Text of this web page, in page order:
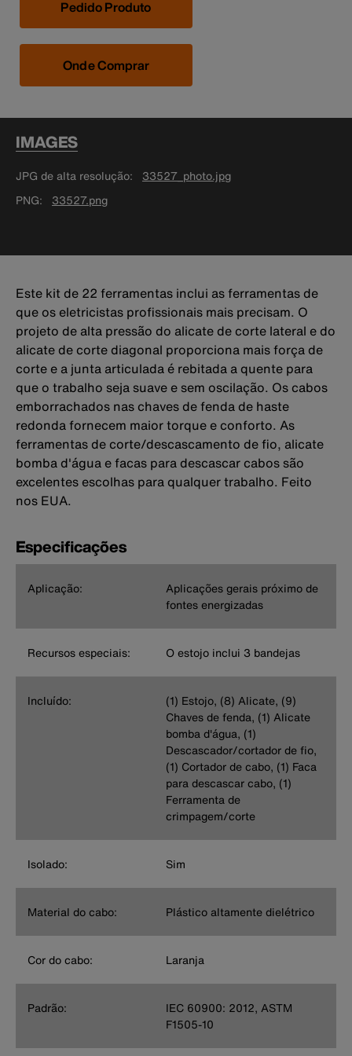
Pedido Produto
Onde Comprar
IMAGES
JPG de alta resolução
33527_photo.jpg
PNG
33527.png
Este kit de 22 ferramentas inclui as ferramentas de
que os eletricistas profissionais mais precisam. O
projeto de alta pressão do alicate de corte lateral e do
alicate de corte diagonal proporciona mais força de
corte e a junta articulada é rebitada a quente para
que o trabalho seja suave e sem oscilação. Os cabos
emborrachados nas chaves de fenda de haste
redonda fornecem maior torque e conforto. As
ferramentas de corte/descascamento de fio, alicate
bomba d'água e facas para descascar cabos são
excelentes escolhas para qualquer trabalho. Feito
nos EUA.
Especificações
Aplicação:
Aplicações gerais próximo de
fontes energizadas
Recursos especiais: O estojo inclui 3 bandejas
Incluído:
(1) Estojo, (8) Alicate, (9)
Chaves de fenda, (1) Alicate
bomba d'água, (1)
Descascador/cortador de fio,
(1) Cortador de cabo, (1) Faca
para descascar cabo, (1)
Ferramenta de
crimpagem/corte
Isolado: Sim
Material do cabo: Plástico altamente dielétrico
Cor do cabo: Laranja
Padrão:
IEC 60900: 2012, ASTM
F1505-10